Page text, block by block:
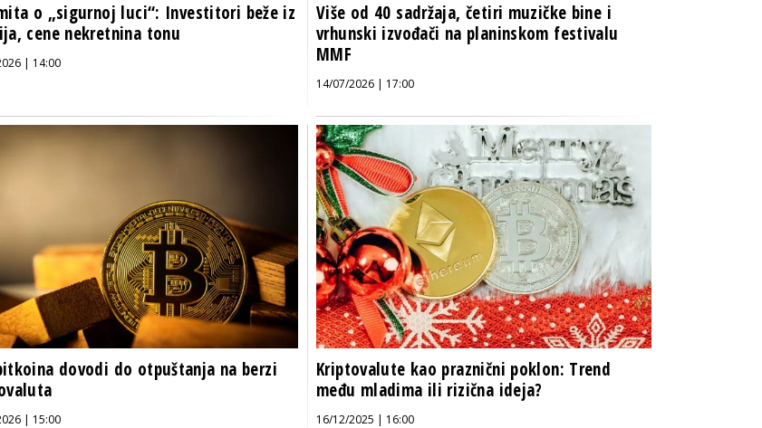
o „sigurnoj luci“: Investitori beže iz
cene nekretnina tonu
| 14:00
Više od 40 sadržaja, četiri muzičke bine i
vrhunski izvođači na planinskom festivalu
MMF
14/07/2026 | 17:00
dovodi do otpuštanja na berzi
| 15:00
Kriptovalute kao praznični poklon: Trend
među mladima ili rizična ideja?
16/12/2025 | 16:00